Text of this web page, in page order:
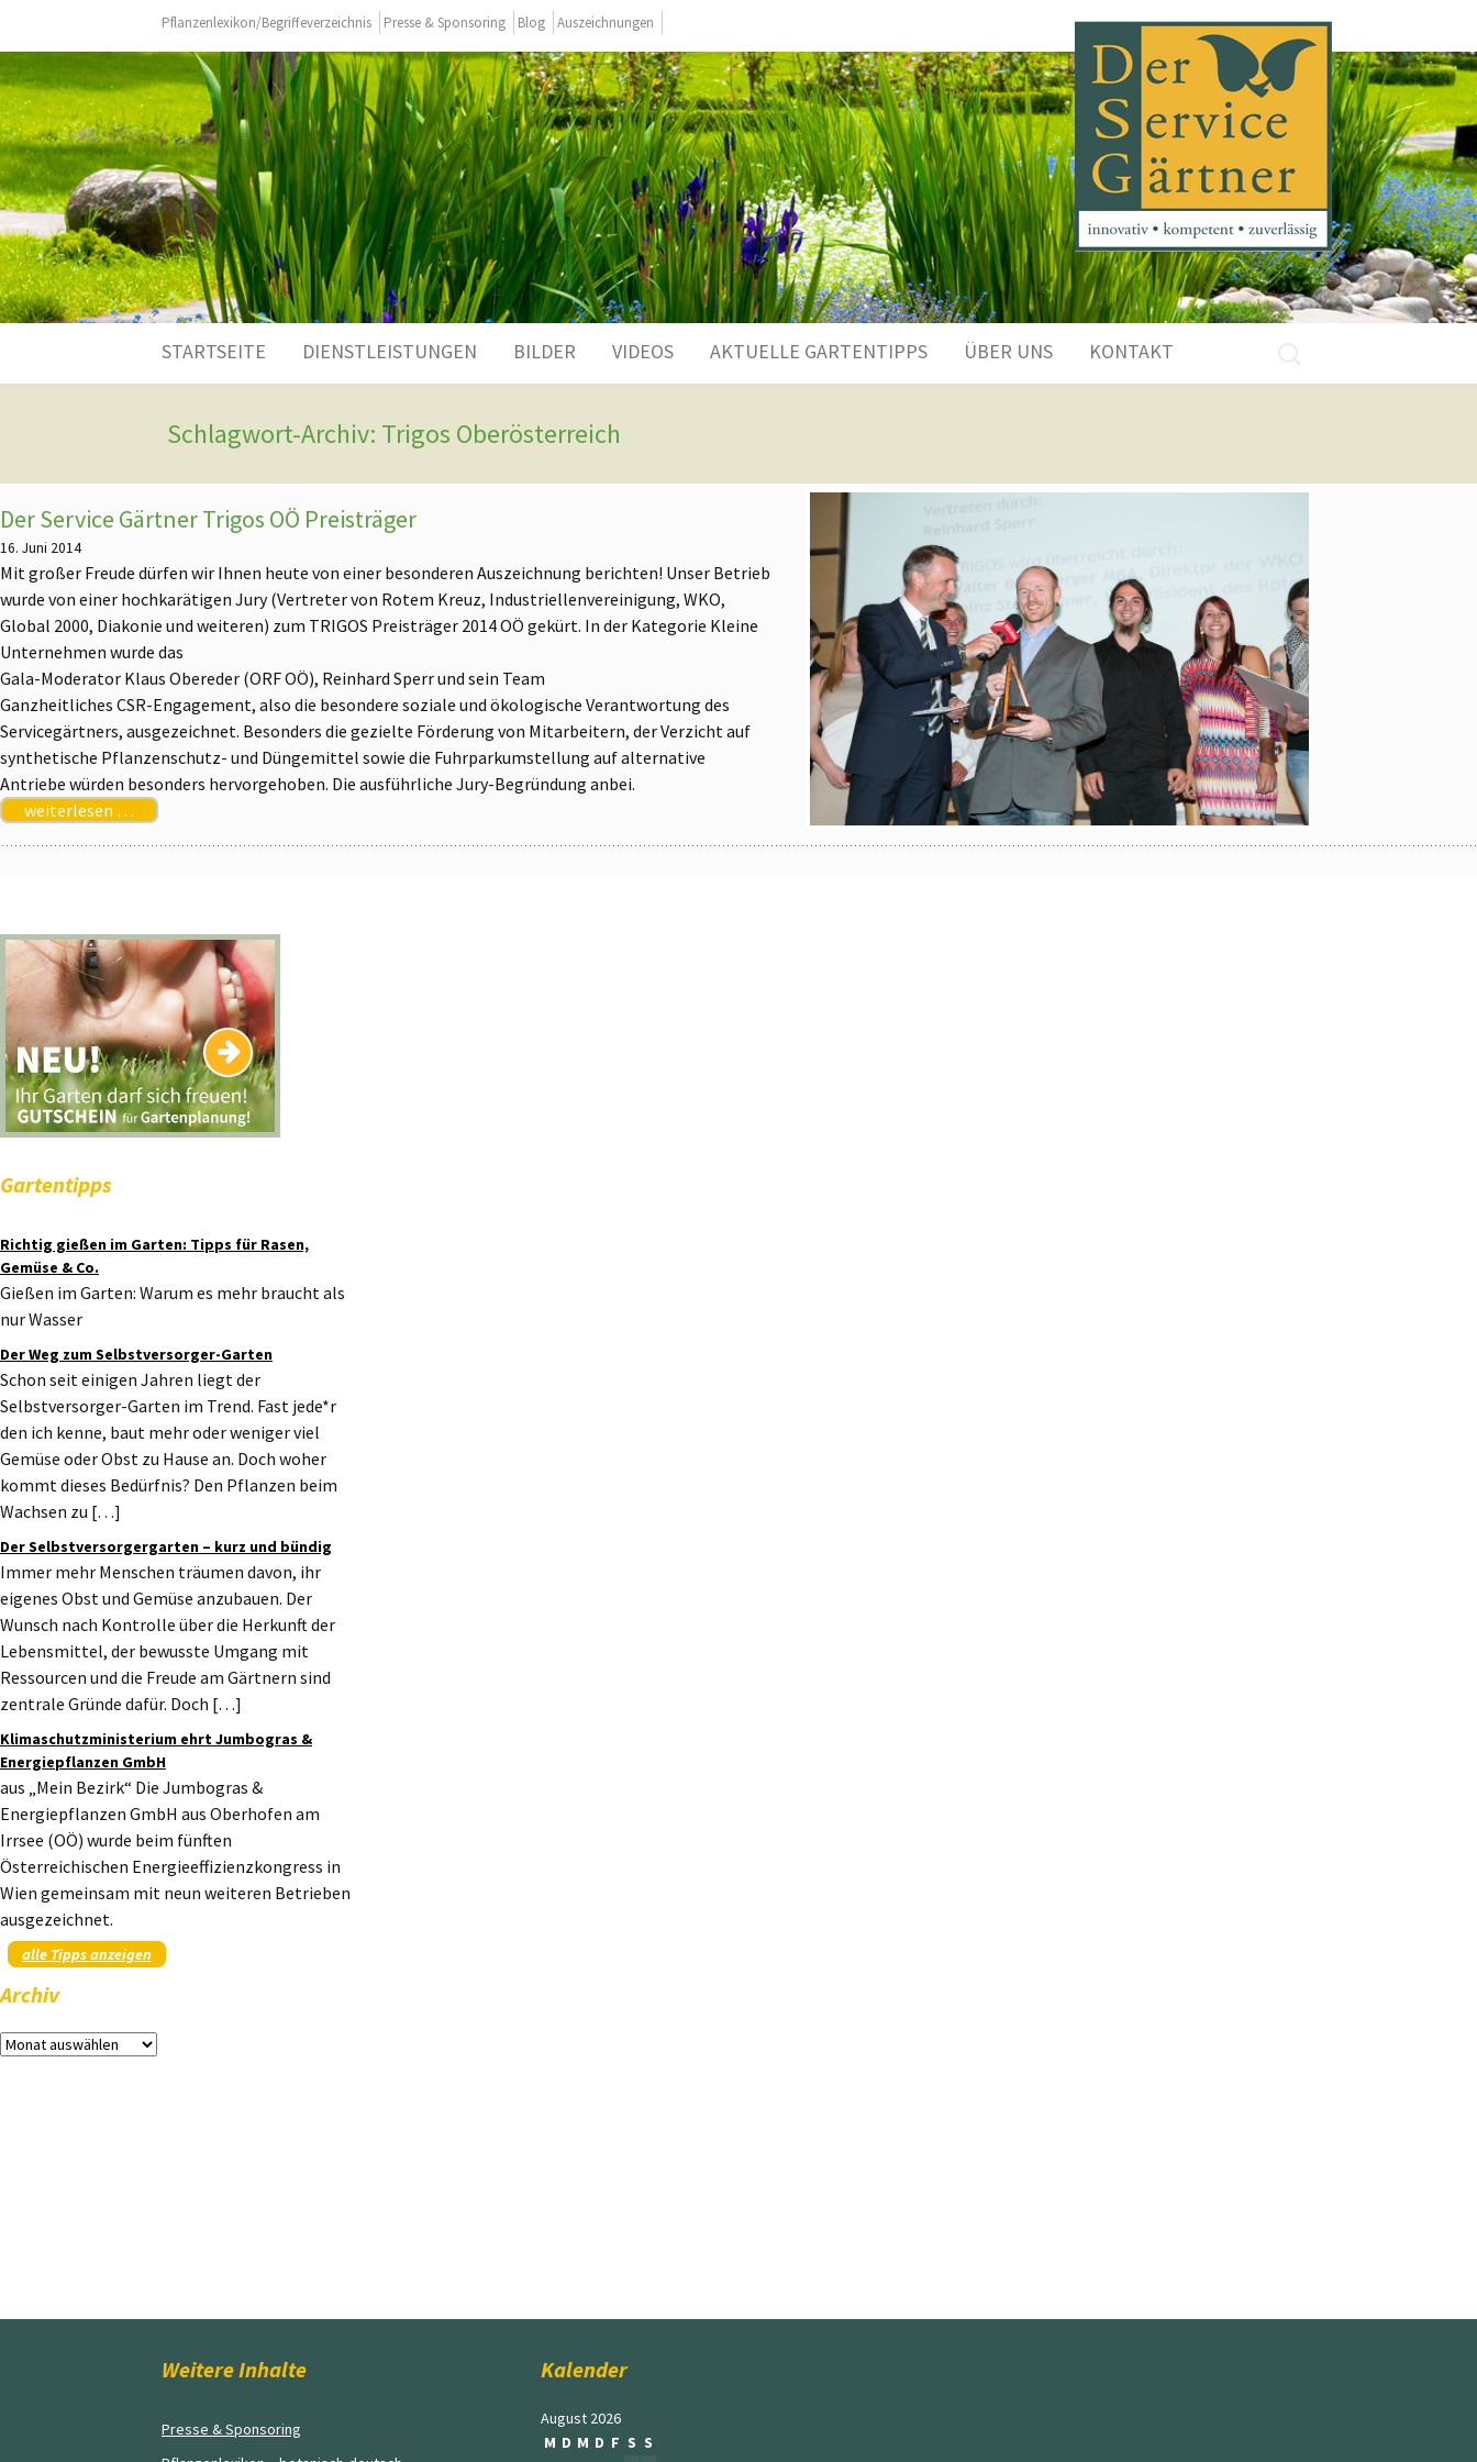
Pflanzenlexikon/Begriffeverzeichnis Presse & Sponsoring Blog Auszeichnungen
Inhalt
springen
STARTSEITE DIENSTLEISTUNGEN BILDER VIDEOS AKTUELLE GARTENTIPPS ÜBER UNS KONTAKT
Schlagwort-Archiv: Trigos Oberösterreich
Der Service Gärtner Trigos OÖ Preisträger
16. Juni 2014
Mit großer Freude dürfen wir Ihnen heute von einer besonderen Auszeichnung berichten! Unser Betrieb
wurde von einer hochkarätigen Jury (Vertreter von Rotem Kreuz, Industriellenvereinigung, WKO,
Global 2000, Diakonie und weiteren) zum TRIGOS Preisträger 2014 OÖ gekürt. In der Kategorie Kleine
Unternehmen wurde das
Gala-Moderator Klaus Obereder (ORF OÖ), Reinhard Sperr und sein Team
Ganzheitliches CSR-Engagement, also die besondere soziale und ökologische Verantwortung des
Servicegärtners, ausgezeichnet. Besonders die gezielte Förderung von Mitarbeitern, der Verzicht auf
synthetische Pflanzenschutz- und Düngemittel sowie die Fuhrparkumstellung auf alternative
Antriebe würden besonders hervorgehoben. Die ausführliche Jury-Begründung anbei.
weiterlesen …
Gartentipps
Richtig gießen im Garten: Tipps für Rasen,
Gemüse & Co.
Gießen im Garten: Warum es mehr braucht als
nur Wasser
Der Weg zum Selbstversorger-Garten
Schon seit einigen Jahren liegt der
Selbstversorger-Garten im Trend. Fast jede*r
den ich kenne, baut mehr oder weniger viel
Gemüse oder Obst zu Hause an. Doch woher
kommt dieses Bedürfnis? Den Pflanzen beim
Wachsen zu […]
Der Selbstversorgergarten – kurz und bündig
Immer mehr Menschen träumen davon, ihr
eigenes Obst und Gemüse anzubauen. Der
Wunsch nach Kontrolle über die Herkunft der
Lebensmittel, der bewusste Umgang mit
Ressourcen und die Freude am Gärtnern sind
zentrale Gründe dafür. Doch […]
Klimaschutzministerium ehrt Jumbogras &
Energiepflanzen GmbH
aus „Mein Bezirk“ Die Jumbogras &
Energiepflanzen GmbH aus Oberhofen am
Irrsee (OÖ) wurde beim fünften
Österreichischen Energieeffizienzkongress in
Wien gemeinsam mit neun weiteren Betrieben
ausgezeichnet.
alle Tipps anzeigen
Archiv
Archiv
Weitere Inhalte
Presse & Sponsoring
Kalender
August 2026
M D M D F S S